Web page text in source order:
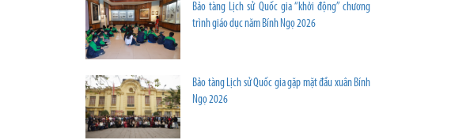
Bảo tàng Lịch sử Quốc gia “khởi động” chương
trình giáo dục năm Bính Ngọ 2026
Bảo tàng Lịch sử Quốc gia gặp mặt đầu xuân Bính
Ngọ 2026